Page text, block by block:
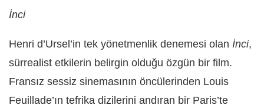
İnci
Henri d’Ursel’in tek yönetmenlik denemesi olan İnci,
sürrealist etkilerin belirgin olduğu özgün bir film.
Fransız sessiz sinemasının öncülerinden Louis
Feuillade’ın tefrika dizilerini andıran bir Paris’te